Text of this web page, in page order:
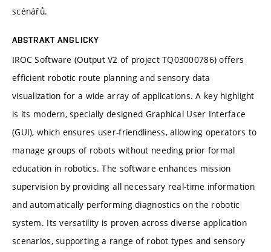
scénářů.
ABSTRAKT ANGLICKY
IROC Software (Output V2 of project TQ03000786) offers
efficient robotic route planning and sensory data
visualization for a wide array of applications. A key highlight
is its modern, specially designed Graphical User Interface
(GUI), which ensures user-friendliness, allowing operators to
manage groups of robots without needing prior formal
education in robotics. The software enhances mission
supervision by providing all necessary real-time information
and automatically performing diagnostics on the robotic
system. Its versatility is proven across diverse application
scenarios, supporting a range of robot types and sensory